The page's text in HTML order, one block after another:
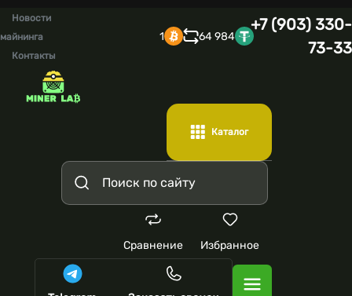
Новости
майнинга
Контакты
1 64 984
+7 (903) 330-
73-33
Каталог
Сравнение Избранное